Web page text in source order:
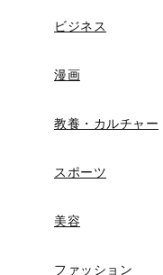
ビジネス
漫画
教養・カルチャー
スポーツ
美容
ファッション